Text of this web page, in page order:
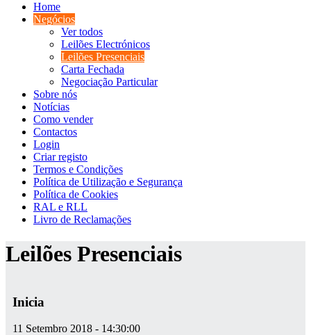
Home
Negócios
Ver todos
Leilões Electrónicos
Leilões Presenciais
Carta Fechada
Negociação Particular
Sobre nós
Notícias
Como vender
Contactos
Login
Criar registo
Termos e Condições
Política de Utilização e Segurança
Política de Cookies
RAL e RLL
Livro de Reclamações
Leilões Presenciais
Inicia
11 Setembro 2018 - 14:30:00